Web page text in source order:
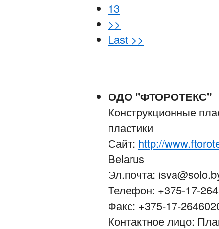
13
>>
Last >>
ОДО "ФТОРОТЕКС"
Конструкционные
пластики
Сайт: http://
Belarus
Эл.почта:
Телефон: +375-17-
Факс: +375-17-
Контактное лицо: